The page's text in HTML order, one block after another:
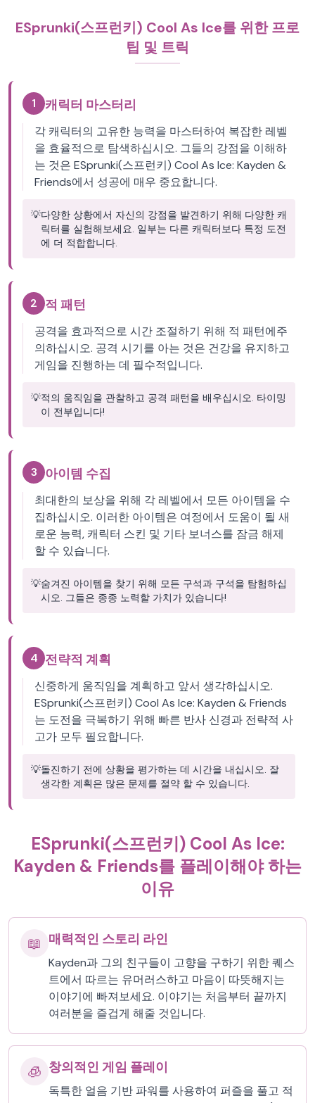
ESprunki(스프런키) Cool As Ice를 위한 프로
팁 및 트릭
1 캐릭터 마스터리
각 캐릭터의 고유한 능력을 마스터하여 복잡한 레벨
을 효율적으로 탐색하십시오. 그들의 강점을 이해하
는 것은 ESprunki(스프런키) Cool As Ice: Kayden &
Friends에서 성공에 매우 중요합니다.
💡다양한 상황에서 자신의 강점을 발견하기 위해 다양한 캐
릭터를 실험해보세요. 일부는 다른 캐릭터보다 특정 도전
에 더 적합합니다.
2 적 패턴
공격을 효과적으로 시간 조절하기 위해 적 패턴에주
의하십시오. 공격 시기를 아는 것은 건강을 유지하고
게임을 진행하는 데 필수적입니다.
💡적의 움직임을 관찰하고 공격 패턴을 배우십시오. 타이밍
이 전부입니다!
3 아이템 수집
최대한의 보상을 위해 각 레벨에서 모든 아이템을 수
집하십시오. 이러한 아이템은 여정에서 도움이 될 새
로운 능력, 캐릭터 스킨 및 기타 보너스를 잠금 해제
할 수 있습니다.
💡숨겨진 아이템을 찾기 위해 모든 구석과 구석을 탐험하십
시오. 그들은 종종 노력할 가치가 있습니다!
4 전략적 계획
신중하게 움직임을 계획하고 앞서 생각하십시오.
ESprunki(스프런키) Cool As Ice: Kayden & Friends
는 도전을 극복하기 위해 빠른 반사 신경과 전략적 사
고가 모두 필요합니다.
💡돌진하기 전에 상황을 평가하는 데 시간을 내십시오. 잘
생각한 계획은 많은 문제를 절약 할 수 있습니다.
ESprunki(스프런키) Cool As Ice:
Kayden & Friends를 플레이해야 하는
이유
📖 매력적인 스토리 라인
Kayden과 그의 친구들이 고향을 구하기 위한 퀘스
트에서 따르는 유머러스하고 마음이 따뜻해지는
이야기에 빠져보세요. 이야기는 처음부터 끝까지
여러분을 즐겁게 해줄 것입니다.
🧊 창의적인 게임 플레이
독특한 얼음 기반 파워를 사용하여 퍼즐을 풀고 적